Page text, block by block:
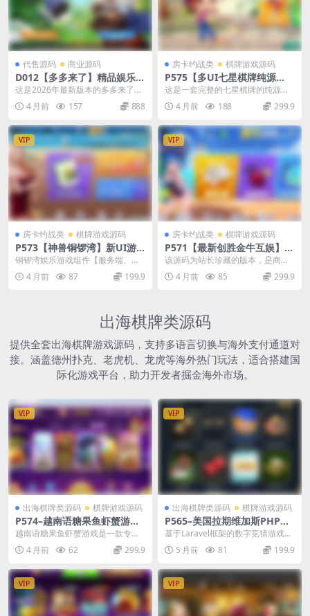
代售源码 商业源码
D012【多多来了】精品娱乐游
戏运营组件/机器人陪玩/后台
控制/安卓苹果双端+运行环境
+教程
这是2026年最新版本的多多来了娱
乐游戏运营组件，全套资源+环境安
装包+教程，需...
4 月前 157 888
房卡约战类 棋牌游戏源码
P575【多UI七星棋牌纯源
码】带小程序版本/可永久免费
使用的200多个子游戏/多地方
玩法+开发文档
这是一套完整的七星棋牌的纯源
码，里面有200个子游戏，非常适
合比较有技术实力的开...
4 月前 188 299.9
VIP
房卡约战类 棋牌游戏源码
P573【神兽铜锣湾】新UI游
戏组件【服务端、客户端、网
站、数据库】
铜锣湾娱乐游戏组件【服务端、客
户端、网站、数据库】 这套本来是
双模式的，被改成房...
4 月前 87 199.9
VIP
房卡约战类 棋牌游戏源码
P571【最新创胜金牛互娱】单
款大小牌九/有抽水俱乐部+搓
牌功能
该源码为站长珍藏的版本，是商业
版运营组件，因为一个群友说想
要，现在分享给大家研究...
4 月前 85 299.9
出海棋牌类源码
提供全套出海棋牌游戏源码，支持多语言切换与海外支付通道对
接。涵盖德州扑克、老虎机、龙虎等海外热门玩法，适合搭建国
际化游戏平台，助力开发者掘金海外市场。
VIP
出海棋牌类源码 棋牌游戏源码
P574–越南语糖果鱼虾蟹游戏/
有机器人陪玩系统
越南语糖果鱼虾蟹游戏是一款专为
越南语用户设计的趣味游戏，融合
传统鱼虾蟹玩法与糖果...
4 月前 62 299.9
VIP
出海棋牌类源码 棋牌游戏源码
P565–美国拉期维加斯PHP海
外娱乐城游戏平台v3.8源码
基于Laravel框架的数字竞猜游戏平
台，拥有众多游戏、高安全性以及
优质的响应式...
5 月前 81 199.9
VIP VIP